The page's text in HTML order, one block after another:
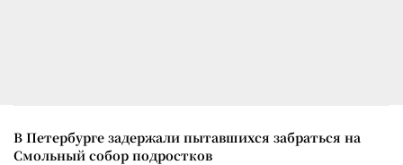
В Петербурге задержали пытавшихся забраться на
Смольный собор подростков